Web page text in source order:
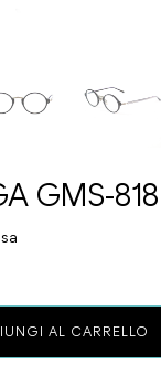
GMS-
AL CARRELLO